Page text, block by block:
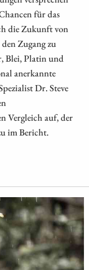
für das
die Zukunft von
Zugang zu
Blei, Platin und
anerkannte
Dr. Steve
Vergleich auf, der
im Bericht.